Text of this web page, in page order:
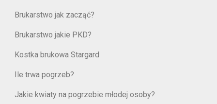
Brukarstwo jak zacząć?
Brukarstwo jakie PKD?
Kostka brukowa Stargard
Ile trwa pogrzeb?
Jakie kwiaty na pogrzebie młodej osoby?